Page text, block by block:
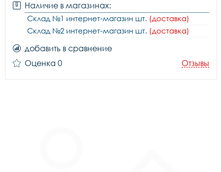
Наличие в магазинах:
Склад №1 интернет-магазин шт. (доставка)
Склад №2 интернет-магазин шт. (доставка)
добавить в сравнение
Оценка 0
Отзывы